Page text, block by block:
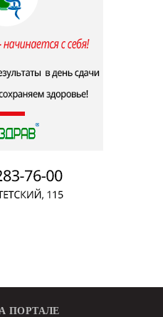
ПОРТАЛЕ